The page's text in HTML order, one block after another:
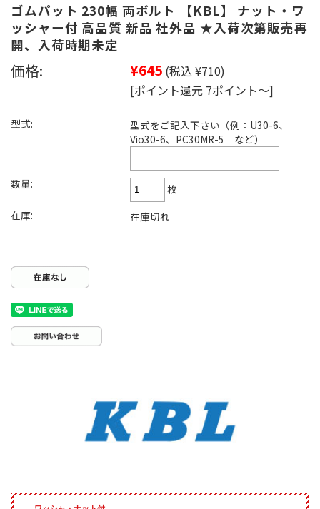
ゴムパット 230幅 両ボルト 【KBL】 ナット・ワ
ッシャー付 高品質 新品 社外品 ★入荷次第販売再
開、入荷時期未定
価格: ¥645 (税込 ¥710)
[ポイント還元 7ポイント～]
型式:
型式をご記入下さい（例：U30-6、
Vio30-6、PC30MR-5 など）
数量:
枚
在庫:
在庫切れ